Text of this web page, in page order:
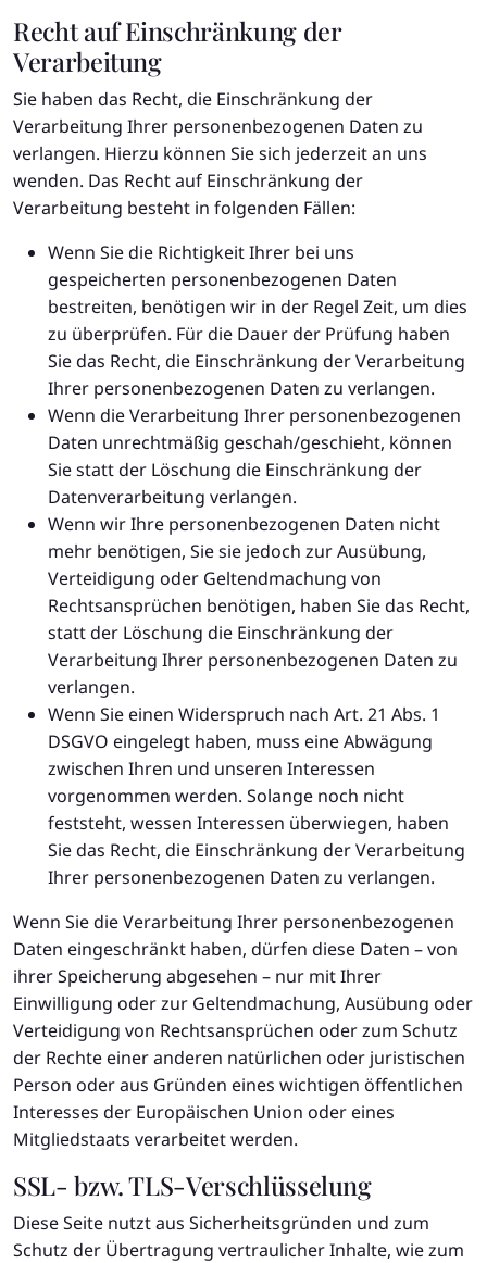
Recht auf Einschränkung der
Verarbeitung
Sie haben das Recht, die Einschränkung der
Verarbeitung Ihrer personenbezogenen Daten zu
verlangen. Hierzu können Sie sich jederzeit an uns
wenden. Das Recht auf Einschränkung der
Verarbeitung besteht in folgenden Fällen:
Wenn Sie die Richtigkeit Ihrer bei uns
gespeicherten personenbezogenen Daten
bestreiten, benötigen wir in der Regel Zeit, um dies
zu überprüfen. Für die Dauer der Prüfung haben
Sie das Recht, die Einschränkung der Verarbeitung
Ihrer personenbezogenen Daten zu verlangen.
Wenn die Verarbeitung Ihrer personenbezogenen
Daten unrechtmäßig geschah/geschieht, können
Sie statt der Löschung die Einschränkung der
Datenverarbeitung verlangen.
Wenn wir Ihre personenbezogenen Daten nicht
mehr benötigen, Sie sie jedoch zur Ausübung,
Verteidigung oder Geltendmachung von
Rechtsansprüchen benötigen, haben Sie das Recht,
statt der Löschung die Einschränkung der
Verarbeitung Ihrer personenbezogenen Daten zu
verlangen.
Wenn Sie einen Widerspruch nach Art. 21 Abs. 1
DSGVO eingelegt haben, muss eine Abwägung
zwischen Ihren und unseren Interessen
vorgenommen werden. Solange noch nicht
feststeht, wessen Interessen überwiegen, haben
Sie das Recht, die Einschränkung der Verarbeitung
Ihrer personenbezogenen Daten zu verlangen.
Wenn Sie die Verarbeitung Ihrer personenbezogenen
Daten eingeschränkt haben, dürfen diese Daten – von
ihrer Speicherung abgesehen – nur mit Ihrer
Einwilligung oder zur Geltendmachung, Ausübung oder
Verteidigung von Rechtsansprüchen oder zum Schutz
der Rechte einer anderen natürlichen oder juristischen
Person oder aus Gründen eines wichtigen öffentlichen
Interesses der Europäischen Union oder eines
Mitgliedstaats verarbeitet werden.
SSL- bzw. TLS-Verschlüsselung
Diese Seite nutzt aus Sicherheitsgründen und zum
Schutz der Übertragung vertraulicher Inhalte, wie zum